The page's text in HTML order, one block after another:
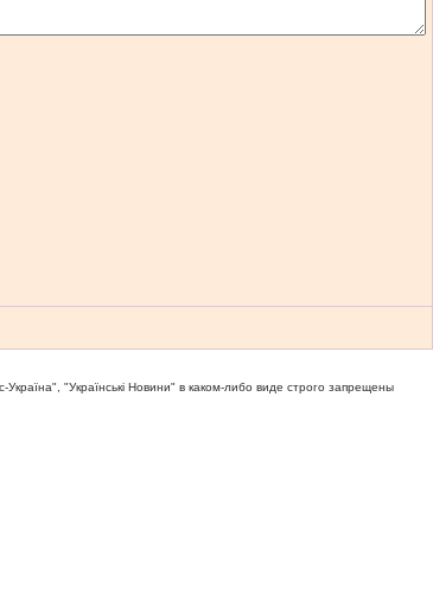
"Українськi Новини" в каком-либо виде строго запрещены